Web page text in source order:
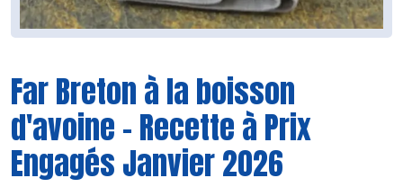
Far Breton à la boisson
d'avoine - Recette à Prix
Engagés Janvier 2026